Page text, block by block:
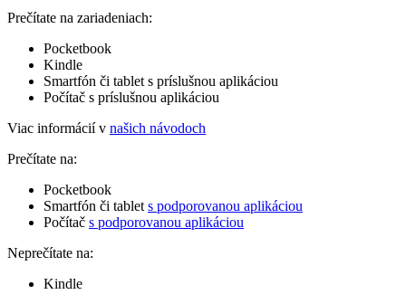
Prečítate na zariadeniach:
Pocketbook
Kindle
Smartfón či tablet s príslušnou aplikáciou
Počítač s príslušnou aplikáciou
Viac informácií v našich návodoch
Prečítate na:
Pocketbook
Smartfón či tablet s podporovanou aplikáciou
Počítač s podporovanou aplikáciou
Neprečítate na:
Kindle